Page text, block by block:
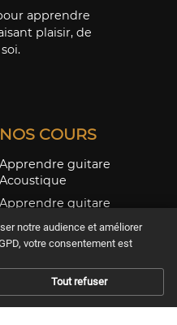
apprendre
plaisir, de
NOS COURS
Apprendre guitare
Acoustique
Apprendre guitare
Electrique
Apprendre Ukulélé
Nos Cours Live
Nos Partitions
notre audience et améliorer
votre consentement est
Tout refuser